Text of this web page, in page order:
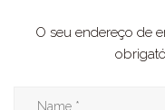
O seu endereço de